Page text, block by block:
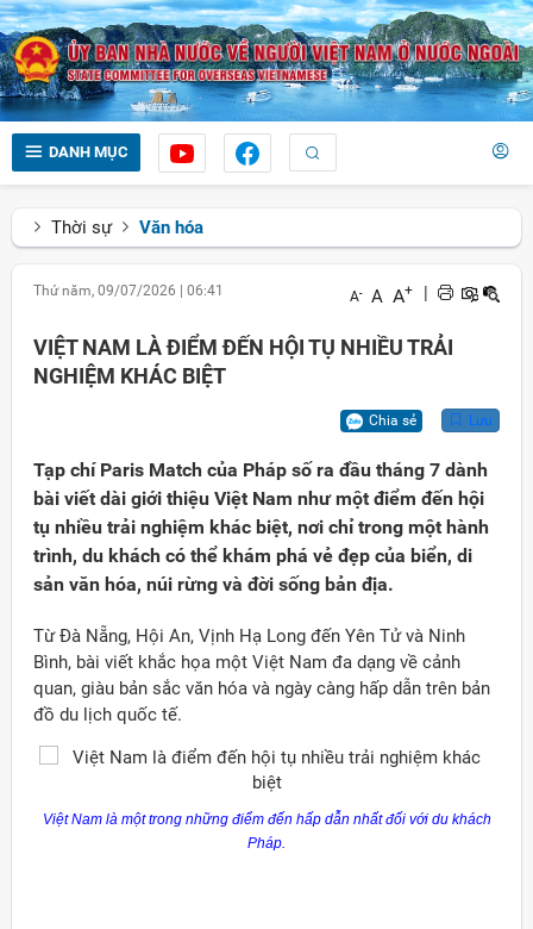
DANH MỤC
Thời sự Văn hóa
Thứ năm, 09/07/2026 06:41 A- A A+ |
VIỆT NAM LÀ ĐIỂM ĐẾN HỘI TỤ NHIỀU TRẢI
NGHIỆM KHÁC BIỆT
Chia sẻ Lưu
Tạp chí Paris Match của Pháp số ra đầu tháng 7 dành
bài viết dài giới thiệu Việt Nam như một điểm đến hội
tụ nhiều trải nghiệm khác biệt, nơi chỉ trong một hành
trình, du khách có thể khám phá vẻ đẹp của biển, di
sản văn hóa, núi rừng và đời sống bản địa.
Từ Đà Nẵng, Hội An, Vịnh Hạ Long đến Yên Tử và Ninh
Bình, bài viết khắc họa một Việt Nam đa dạng về cảnh
quan, giàu bản sắc văn hóa và ngày càng hấp dẫn trên bản
đồ du lịch quốc tế.
Việt Nam là một trong những điểm đến hấp dẫn nhất đối với du khách
Pháp.